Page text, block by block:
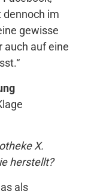
dennoch im
gewisse
auch auf eine
X.
herstellt?
als